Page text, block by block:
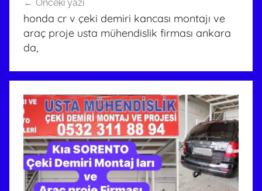
gezinmesi
Önceki yazı
honda cr v çeki demiri kancası montajı ve
araç proje usta mühendislik firması ankara
da,